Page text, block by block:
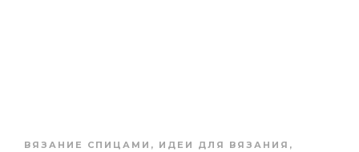
ВЯЗАНИЕ СПИЦАМИ , ИДЕИ ДЛЯ ВЯЗАНИЯ ,